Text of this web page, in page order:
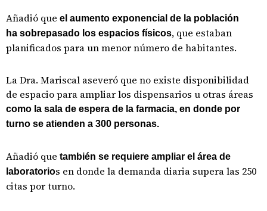
Añadió que el aumento exponencial de la población
ha sobrepasado los espacios físicos, que estaban
planificados para un menor número de habitantes.
La Dra. Mariscal aseveró que no existe disponibilidad
de espacio para ampliar los dispensarios u otras áreas
como la sala de espera de la farmacia, en donde por
turno se atienden a 300 personas.
Añadió que también se requiere ampliar el área de
laboratorios en donde la demanda diaria supera las 250
citas por turno.